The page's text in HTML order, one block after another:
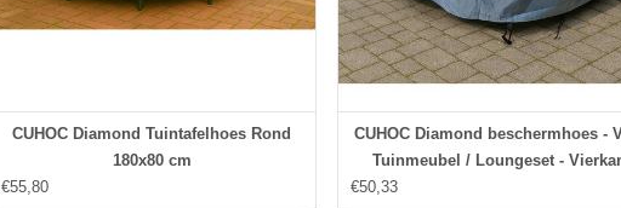
CUHOC Diamond Tuintafelhoes Rond
180x80 cm
€55,80
CUHOC Diamond beschermhoes -
Tuinmeubel / Loungeset -
€50,33